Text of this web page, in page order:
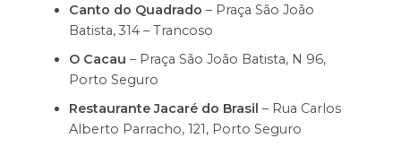
Canto do Quadrado – Praça São João
Batista, 314 – Trancoso
O Cacau – Praça São João Batista, N 96,
Porto Seguro
Restaurante Jacaré do Brasil – Rua Carlos
Alberto Parracho, 121, Porto Seguro